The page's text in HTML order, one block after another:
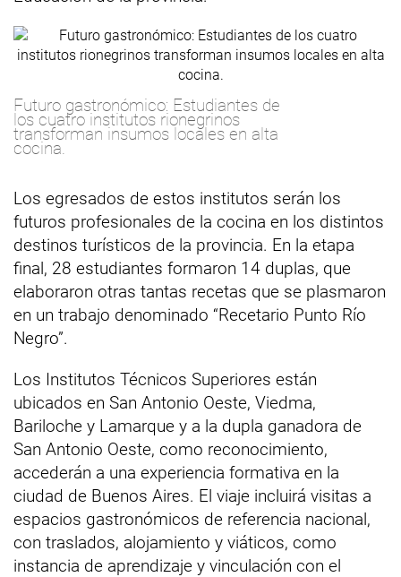
Futuro gastronómico: Estudiantes de
los cuatro institutos rionegrinos
transforman insumos locales en alta
cocina.
Los egresados de estos institutos serán los
futuros profesionales de la cocina en los distintos
destinos turísticos de la provincia. En la etapa
final, 28 estudiantes formaron 14 duplas, que
elaboraron otras tantas recetas que se plasmaron
en un trabajo denominado “Recetario Punto Río
Negro”.
Los Institutos Técnicos Superiores están
ubicados en San Antonio Oeste, Viedma,
Bariloche y Lamarque y a la dupla ganadora de
San Antonio Oeste, como reconocimiento,
accederán a una experiencia formativa en la
ciudad de Buenos Aires. El viaje incluirá visitas a
espacios gastronómicos de referencia nacional,
con traslados, alojamiento y viáticos, como
instancia de aprendizaje y vinculación con el